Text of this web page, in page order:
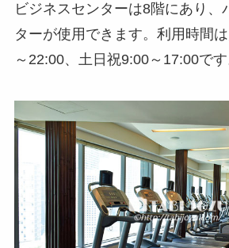
ビジネスセンターは8階にあり、
ターが使用できます。利用時間
～22:00、土日祝9:00～17:00です